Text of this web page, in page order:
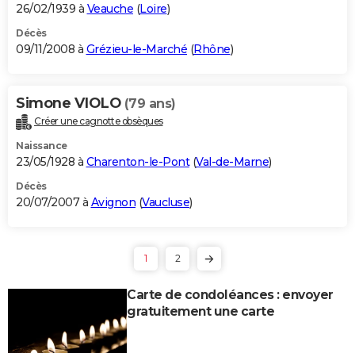
26/02/1939 à Veauche (Loire)
Décès
09/11/2008 à Grézieu-le-Marché (Rhône)
Simone VIOLO (79 ans)
Créer une cagnotte obsèques
Naissance
23/05/1928 à Charenton-le-Pont(Val-de-Marne)
Décès
20/07/2007 à Avignon (Vaucluse)
1 2
Carte de condoléances : envoyer
gratuitement une carte